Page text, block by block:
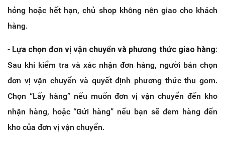
hỏng hoặc hết hạn, chủ shop không nên giao cho khách
hàng.
- Lựa chọn đơn vị vận chuyển và phương thức giao hàng:
Sau khi kiểm tra và xác nhận đơn hàng, người bán chọn
đơn vị vận chuyển và quyết định phương thức thu gom.
Chọn “Lấy hàng” nếu muốn đơn vị vận chuyển đến kho
nhận hàng, hoặc “Gửi hàng” nếu bạn sẽ đem hàng đến
kho của đơn vị vận chuyển.